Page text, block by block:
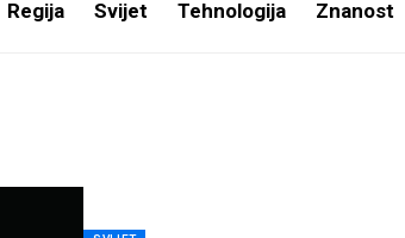
Regija Svijet Tehnologija Znanost